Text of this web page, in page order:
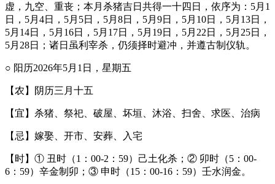
虚，九空、重丧；本月杀猪吉日共得一十四日，依序为：5月1
日，5月4日，5月5日，5月8日，5月9日，5月10日，5月13日，
5月14日，5月16日，5月17日，5月19日，5月22日，5月25日，
5月28日；诸日虽利宰杀，仍须择时避冲，并遵古制仪轨。
○ 阳历2026年5月1日，星期五
【农】阴历三月十五
【宜】杀猪、祭祀、破屋、坏垣、沐浴、扫舍、求医、治病
【忌】嫁娶、开市、安葬、入宅
【时】① 丑时（1：00-2：59）己土化杀；② 卯时（5：00-
6：59）辛金制卯；③ 申时（15：00-16：59）壬水润金。